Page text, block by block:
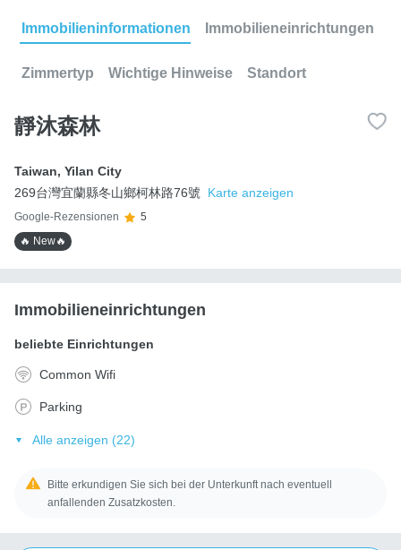
Immobilieninformationen Immobilieneinrichtungen
Zimmertyp Wichtige Hinweise Standort
靜沐森林
Taiwan, Yilan City
269台灣宜蘭縣冬山鄉柯林路76號
Karte anzeigen
Google-Rezensionen
5
🔥 New🔥
Immobilieneinrichtungen
beliebte Einrichtungen
Common Wifi
Parking
Alle anzeigen (22)
Bitte erkundigen Sie sich bei der Unterkunft nach eventuell
anfallenden Zusatzkosten.